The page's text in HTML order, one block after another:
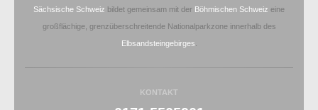
Sächsische Schweiz bildet gemeinsam mit der Böhmischen Schweiz eine
großflächige, grenzüberschreitende Nationalparkzone innerhalb des
Elbsandsteingebirges
KONTAKT